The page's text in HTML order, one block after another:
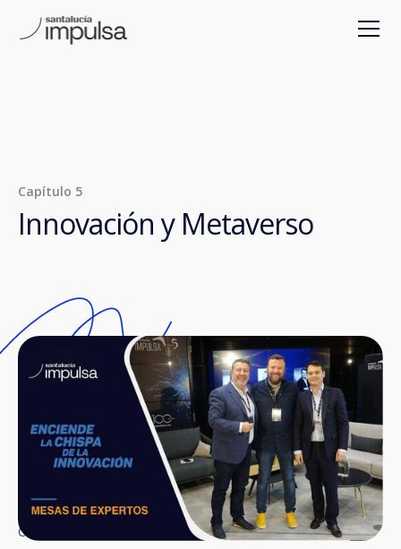
Capítulo 5
Innovación y Metaverso
Compartir: